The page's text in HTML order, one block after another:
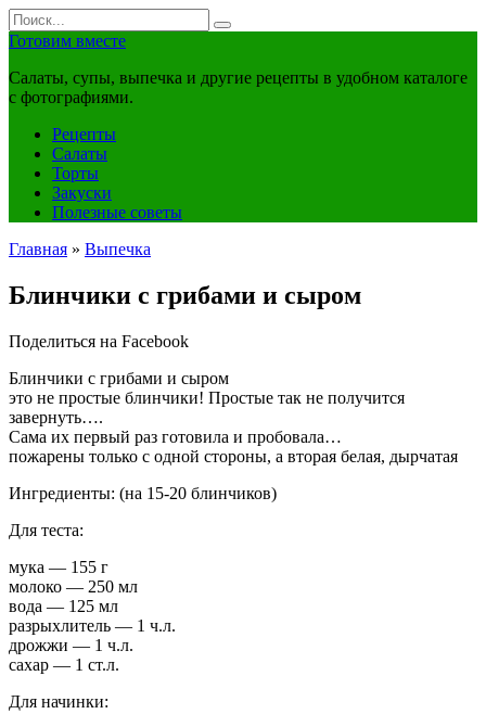
Перейти
к
Search
for:
Готовим вместе
Салаты, супы, выпечка и другие рецепты в удобном каталоге
с фотографиями.
Рецепты
Салаты
Торты
Закуски
Полезные советы
Главная » Выпечка
Блинчики с грибами и сыром
Поделиться на Facebook
Блинчики с грибами и сыром
это не простые блинчики! Простые так не получится
завернуть….
Сама их первый раз готовила и пробовала…
пожарены только с одной стороны, а вторая белая, дырчатая
Ингредиенты: (на 15-20 блинчиков)
Для теста:
мука — 155 г
молоко — 250 мл
вода — 125 мл
разрыхлитель — 1 ч.л.
дрожжи — 1 ч.л.
сахар — 1 ст.л.
Для начинки: